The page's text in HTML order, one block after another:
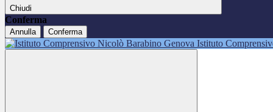
Chiudi
Conferma
Annulla Conferma
Istituto